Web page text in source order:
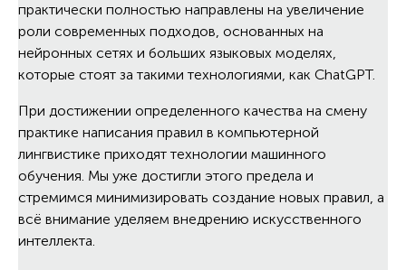
практически полностью направлены на увеличение
роли современных подходов, основанных на
нейронных сетях и больших языковых моделях,
которые стоят за такими технологиями, как ChatGPT.
При достижении определенного качества на смену
практике написания правил в компьютерной
лингвистике приходят технологии машинного
обучения. Мы уже достигли этого предела и
стремимся минимизировать создание новых правил, а
всё внимание уделяем внедрению искусственного
интеллекта.